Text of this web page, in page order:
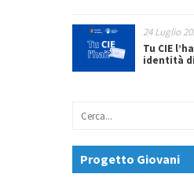
24 Luglio
Tu CIE
identità
Progetto Giovani